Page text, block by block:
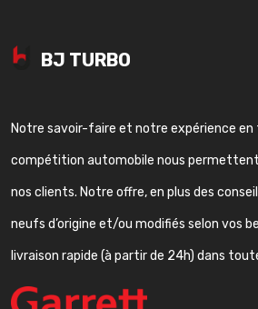
BJ TURBO
Notre savoir-faire et notre expérience
compétition automobile nous permettent
nos clients. Notre offre, en plus des
neufs d’origine et/ou modifiés selon vos
livraison rapide (à partir de 24h) dans